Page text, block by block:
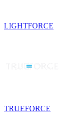
LIGHTFORCE
TRUEFORCE